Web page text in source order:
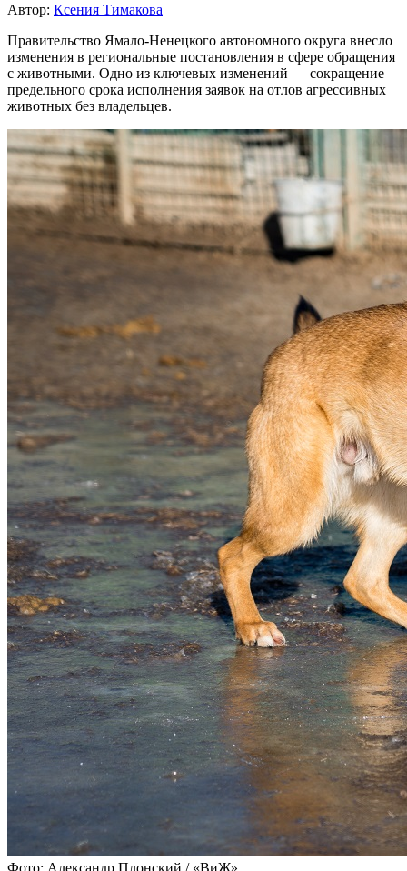
Автор: Ксения Тимакова
Правительство Ямало-Ненецкого автономного округа внесло
изменения в региональные постановления в сфере обращения
с животными. Одно из ключевых изменений — сокращение
предельного срока исполнения заявок на отлов агрессивных
животных без владельцев.
Фото: Александр Плонский / «ВиЖ»